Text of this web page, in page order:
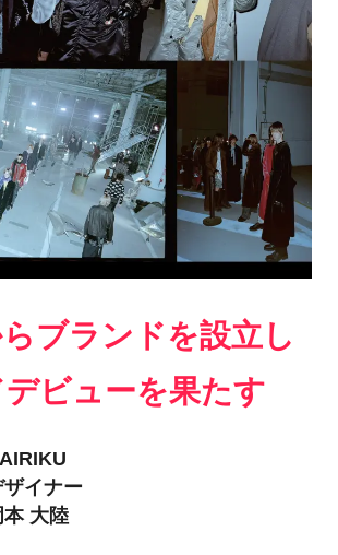
ブランドを設立し
ビューを果たす
ザイナー
本 大陸